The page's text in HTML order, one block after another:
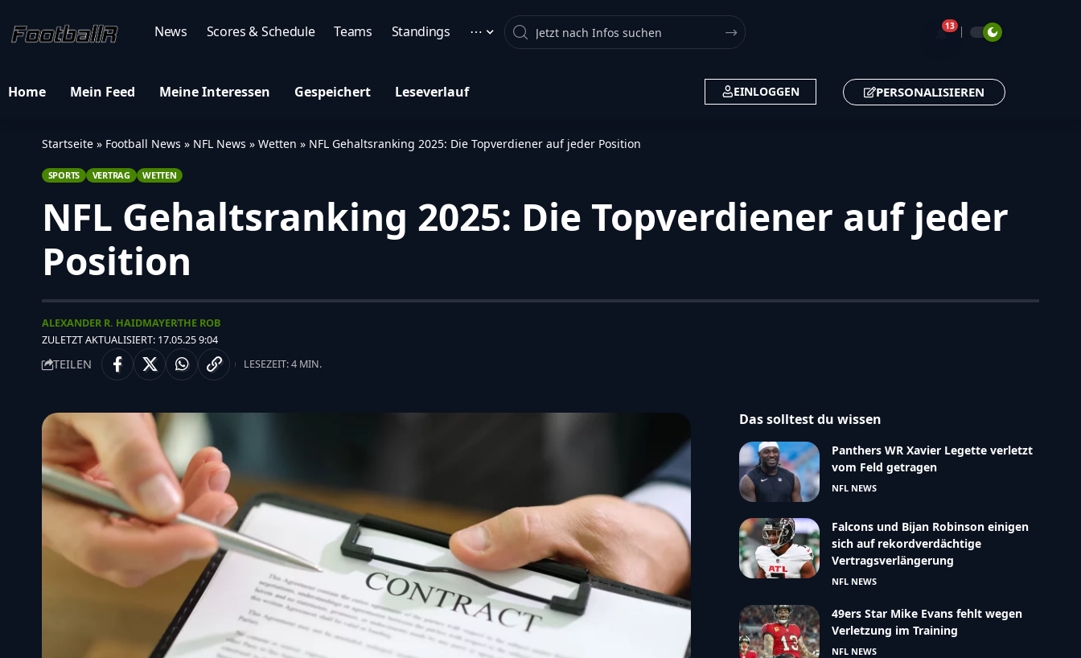
News Scores & Schedule Teams Standings ⋯ Search 🔔13
Home Mein Feed Meine Interessen Gespeichert Leseverlauf EINLOGGEN PERSONALISIEREN
Startseite » Football News » NFL News » Wetten » NFL Gehaltsranking 2025: Die Topverdiener auf jeder Position
SPORTS VERTRAG WETTEN
NFL Gehaltsranking 2025: Die Topverdiener auf jeder
Position
ZULETZT AKTUALISIERT: 17.05.25 9:04
ALEXANDER R. HAIDMAYERTHE ROB
TEILEN LESEZEIT: 4 MIN.
Das solltest du wissen
Panthers WR Xavier Legette verletzt
vom Feld getragen
NFL NEWS
Falcons und Bijan Robinson einigen
sich auf rekordverdächtige
Vertragsverlängerung
NFL NEWS
49ers Star Mike Evans fehlt wegen
Verletzung im Training
NFL NEWS